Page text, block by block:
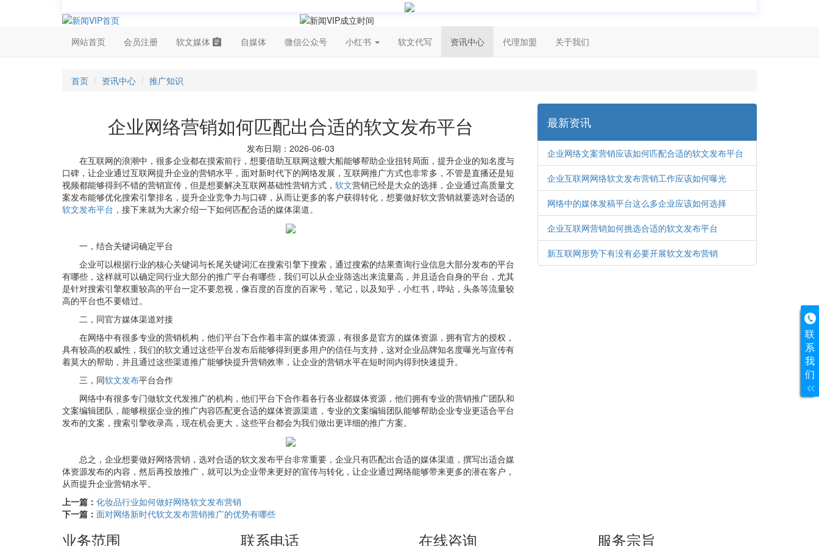
网站首页 会员注册 软文媒体 自媒体 微信公众号 小红书 软文代写 资讯中心 代理加盟 关于我们
首页 资讯中心 推广知识
企业网络营销如何匹配出合适的软文发布平台
发布日期：2026-06-03
在互联网的浪潮中，很多企业都在摸索前行，想要借助互联网这艘大船能够帮助企业扭转局面，提升企业的知名度与
口碑，让企业通过互联网提升企业的营销水平，面对新时代下的网络发展，互联网推广方式也非常多，不管是直播还是短
视频都能够得到不错的营销宣传，但是想要解决互联网基础性营销方式， 软文营销已经是大众的选择，企业通过高质量文
案发布能够优化搜索引擎排名，提升企业竞争力与口碑，从而让更多的客户获得转化，想要做好软文营销就要选对合适的
软文发布平台 ，接下来就为大家介绍一下如何匹配合适的媒体渠道。
一，结合关键词确定平台
企业可以根据行业的核心关键词与长尾关键词汇在搜索引擎下搜索，通过搜索的结果查询行业信息大部分发布的平台
有哪些，这样就可以确定同行业大部分的推广平台有哪些，我们可以从企业筛选出来流量高，并且适合自身的平台，尤其
是针对搜索引擎权重较高的平台一定不要忽视，像百度的百度的百家号，笔记，以及知乎，小红书，哔站，头条等流量较
高的平台也不要错过。
二，同官方媒体渠道对接
在网络中有很多专业的营销机构，他们平台下合作着丰富的媒体资源，有很多是官方的媒体资源，拥有官方的授权，
具有较高的权威性，我们的软文通过这些平台发布后能够得到更多用户的信任与支持，这对企业品牌知名度曝光与宣传有
着莫大的帮助，并且通过这些渠道推广能够快提升营销效率，让企业的营销水平在短时间内得到快速提升。
三，同软文发布平台合作
网络中有很多专门做软文代发推广的机构，他们平台下合作着各行各业都媒体资源，他们拥有专业的营销推广团队和
文案编辑团队，能够根据企业的推广内容匹配更合适的媒体资源渠道，专业的文案编辑团队能够帮助企业专业更适合平台
发布的文案，搜索引擎收录高，现在机会更大，这些平台都会为我们做出更详细的推广方案。
总之，企业想要做好网络营销，选对合适的软文发布平台非常重要，企业只有匹配出合适的媒体渠道，撰写出适合媒
体资源发布的内容，然后再投放推广，就可以为企业带来更好的宣传与转化，让企业通过网络能够带来更多的潜在客户，
从而提升企业营销水平。
上一篇： 化妆品行业如何做好网络软文发布营销
下一篇： 面对网络新时代软文发布营销推广的优势有哪些
最新资讯
企业网络文案营销应该如何匹配合适的软文发布平台
企业互联网网络软文发布营销工作应该如何曝光
网络中的媒体发稿平台这么多企业应该如何选择
企业互联网营销如何挑选合适的软文发布平台
新互联网形势下有没有必要开展软文发布营销
业务范围 联系电话 在线咨询 服务宗旨
联
系
我
们